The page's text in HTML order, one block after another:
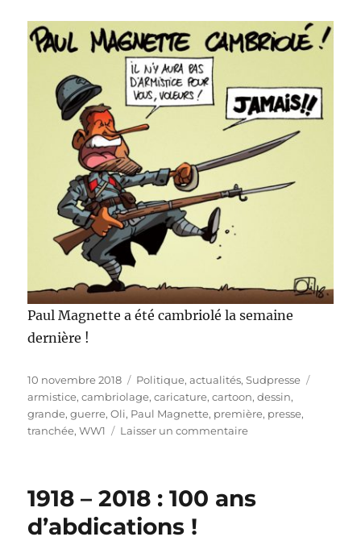
l’Armistice
Paul Magnette a été cambriolé la semaine
dernière !
Publié
le
10 novembre 2018 Catégories
Politique, actualités,Sudpresse
armistice,cambriolage,caricature,cartoon,dessin,
grande,guerre,Oli, Paul Magnette, première, presse,
tranchée,WW1 Laisser un commentairesur
:
1918 – 2018 : 100 ans
d’abdications !